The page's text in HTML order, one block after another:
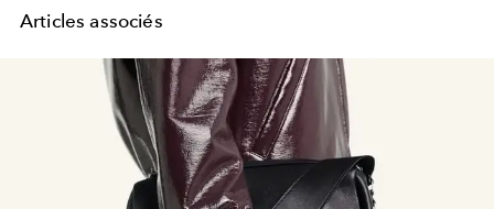
Articles associés